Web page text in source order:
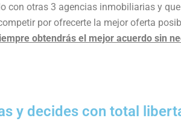
con otras 3 agencias inmobiliarias y
por ofrecerte la mejor oferta
obtendrás el mejor acuerdo sin
y decides con total